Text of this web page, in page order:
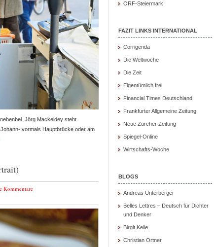
Jörg Mackeldey steht
vormals Hauptbrücke oder am
Kommentare
ORF-Steiermark
FAZIT LINKS INTERNATIONAL
Corrigenda
Die Weltwoche
Die Zeit
Eigentümlich frei
Financial Times Deutschland
Frankfurter Allgemeine Zeitung
Neue Zürcher Zeitung
Spiegel-Online
Wirtschafts-Woche
BLOGS
Andreas Unterberger
Belles Lettres – Deutsch für Dichter
und Denker
Birgit Kelle
Christian Ortner